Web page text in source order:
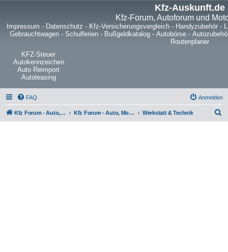
Kfz-Auskunft.de
Kfz-Forum, Autoforum und
Impressum - Datenschutz - Kfz-Versicherungsvergleich - Handyzubehör -
Gebrauchtwagen- Schulferien- Bußgeldkatalog- Autobörse-
Routenplaner
KFZ-Steuer
Autokennzeichen
Auto Reimport
Autoleasing
FAQ Anmelden
Kfz Forum - Auto, Motorrad und LKW Kfz Forum - Auto, Motorrad und LKW Werkstatt & Technik